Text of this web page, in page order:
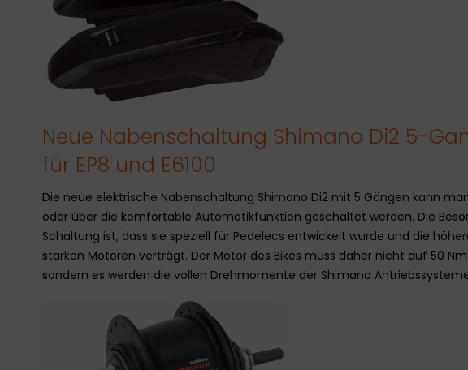
Neue Nabenschaltung Shimano Di2 5-
für EP8 und E6100
Die neue elektrische Nabenschaltung Shimano Di2 mit 5 Gängen kann
oder über die komfortable Automatikfunktion geschaltet werden. Die
Schaltung ist, dass sie speziell für Pedelecs entwickelt wurde und die
starken Motoren verträgt. Der Motor des Bikes muss daher nicht auf 50
sondern es werden die vollen Drehmomente der Shimano